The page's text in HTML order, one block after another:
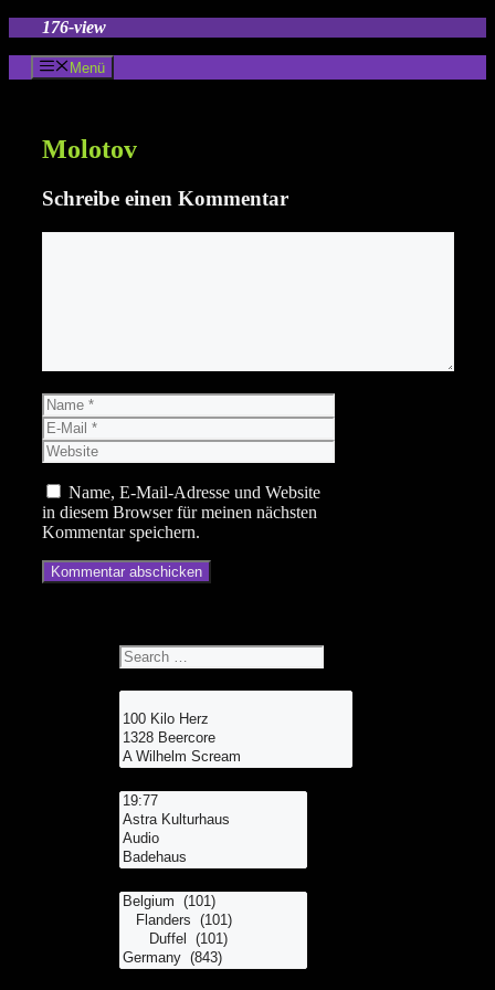
springen
176-view
Menü
Molotov
Schreibe einen Kommentar
Name
E-
Mail
Website
Name, E-Mail-Adresse und Website
in diesem Browser für meinen nächsten
Kommentar speichern.